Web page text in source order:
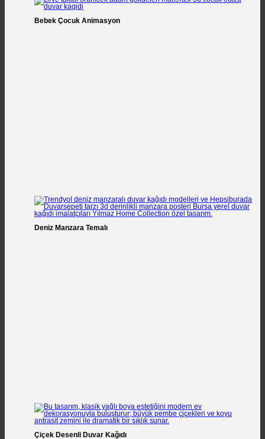
Bebek Çocuk Animasyon
Deniz Manzara Temalı
Çiçek Desenli Duvar Kağıdı